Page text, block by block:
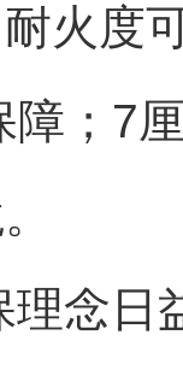
火度
障；7
理念日